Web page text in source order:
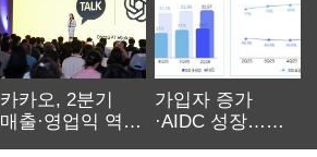
카카오, 2분기
매출·영업익 역대
가입자 증가
·AIDC 성장…